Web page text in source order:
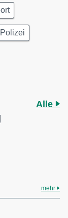
Polizei
Alle
mehr